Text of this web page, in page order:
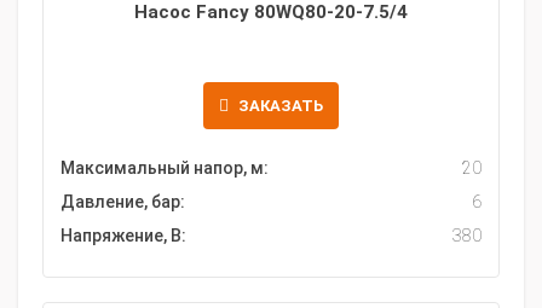
Насос Fancy 80WQ80-20-7.5/4
ЗАКАЗАТЬ
Максимальный напор, м:
20
Давление, бар:
6
Напряжение, В:
380